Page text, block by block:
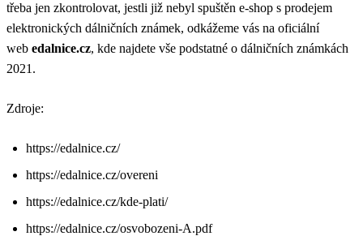
třeba jen zkontrolovat, jestli již nebyl spuštěn e-shop s prodejem
elektronických dálničních známek, odkážeme vás na oficiální
web edalnice.cz, kde najdete vše podstatné o dálničních známkách
2021.
Zdroje:
https://edalnice.cz/
https://edalnice.cz/overeni
https://edalnice.cz/kde-plati/
https://edalnice.cz/osvobozeni-A.pdf